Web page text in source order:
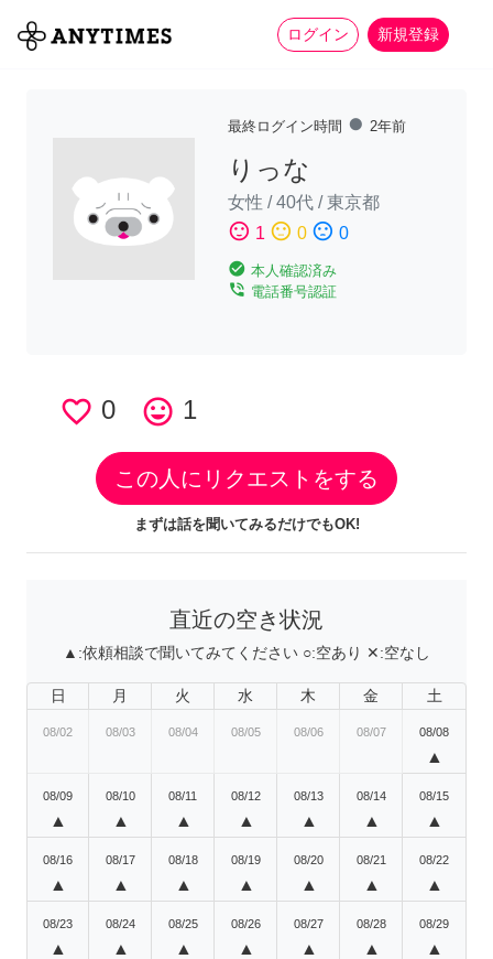
ログイン 新規登録
全て 家事 more_horiz
最終ログイン時間 fiber_manual_record 2年前
りっな
女性 /40代 /東京都
sentiment_satisfied 1 sentiment_neutral 0 sentiment_dissatisfied 0
check_circle 本人確認済み
phone_in_talk 電話番号認証
favorite_border 0 tag_faces 1
この人にリクエストをする
まずは話を聞いてみるだけでもOK!
直近の空き状況
▲:依頼相談で聞いてみてください ○:空あり ✕:空なし
日 月 火 水 木 金 土
08/02 08/03 08/04 08/05 08/06 08/07 08/08
▲
08/09
▲
08/10
▲
08/11
▲
08/12
▲
08/13
▲
08/14
▲
08/15
▲
08/16
▲
08/17
▲
08/18
▲
08/19
▲
08/20
▲
08/21
▲
08/22
▲
08/23
▲
08/24
▲
08/25
▲
08/26
▲
08/27
▲
08/28
▲
08/29
▲